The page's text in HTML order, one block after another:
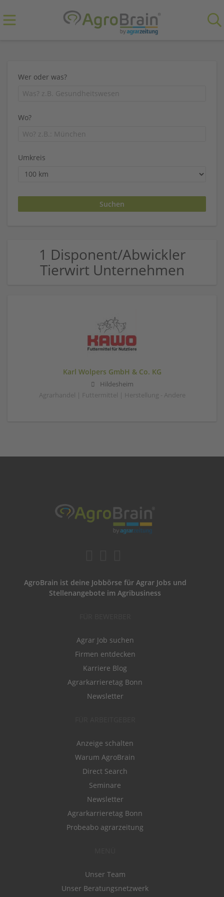
Wer oder was?
Wo?
Umkreis
1 Disponent/Abwickler
Tierwirt Unternehmen
Karl Wolpers GmbH & Co. KG
Hildesheim
Agrarhandel | Futtermittel | Herstellung - Andere
AgroBrain ist deine Jobbörse für Agrar Jobs und
Stellenangebote im Agribusiness
Agrar Job suchen
Firmen entdecken
Karriere Blog
Agrarkarrieretag Bonn
Newsletter
Anzeige schalten
Warum AgroBrain
Direct Search
Seminare
Newsletter
Agrarkarrieretag Bonn
Probeabo agrarzeitung
Unser Team
Unser Beratungsnetzwerk